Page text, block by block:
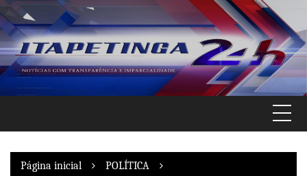
Pular
para
o
conteúdo
Página inicial
POLÍTICA